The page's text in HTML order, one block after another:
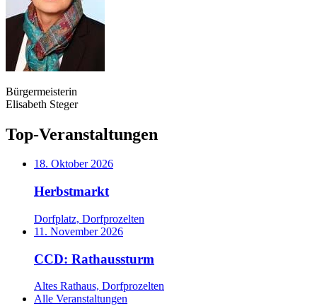
Bürgermeisterin
Elisabeth Steger
Top-Veranstaltungen
18. Oktober 2026
Herbstmarkt
Dorfplatz, Dorfprozelten
11. November 2026
CCD: Rathaussturm
Altes Rathaus, Dorfprozelten
Alle Veranstaltungen